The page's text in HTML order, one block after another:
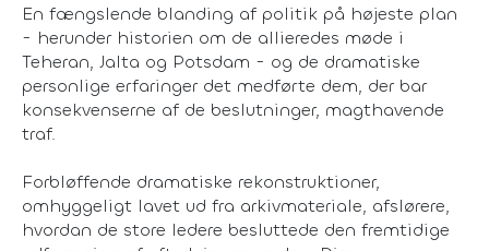
En fængslende blanding af politik på højeste plan
- herunder historien om de allieredes møde i
Teheran, Jalta og Potsdam - og de dramatiske
personlige erfaringer det medførte dem, der bar
konsekvenserne af de beslutninger, magthavende
traf.
Forbløffende dramatiske rekonstruktioner,
omhyggeligt lavet ud fra arkivmateriale, afslørere,
hvordan de store ledere besluttede den fremtidige